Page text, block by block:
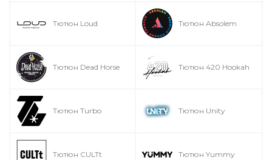
Тютюн Loud Тютюн Absolem
Тютюн Dead Horse Тютюн 420 Hookah
Тютюн Turbo Тютюн Unity
Тютюн CULTt Тютюн Yummy